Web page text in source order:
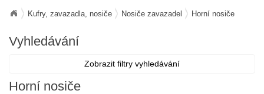
Kufry, zavazadla, nosiče Nosiče zavazadel Horní nosiče
Vyhledávání
Zobrazit filtry vyhledávání
Horní nosiče